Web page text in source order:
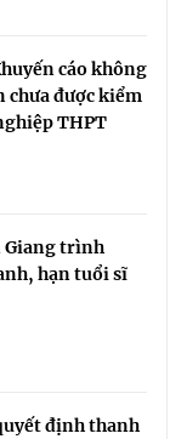
cáo không
được kiểm
THPT
Giang trình
hạn tuổi sĩ
định thanh